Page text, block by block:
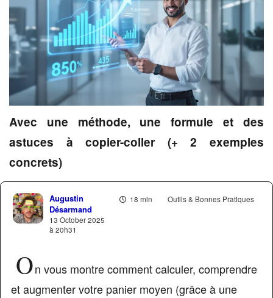
Avec une méthode, une formule et des
astuces à copier-coller (+ 2 exemples
concrets)
18 min Outils & Bonnes Pratiques
Augustin
Désarmand
13 October 2025
à 20h31
On vous montre comment calculer, comprendre
et augmenter votre panier moyen (grâce à une